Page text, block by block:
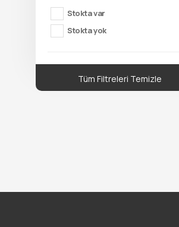
Stokta var
Stokta yok
Tüm Filtreleri Temizle